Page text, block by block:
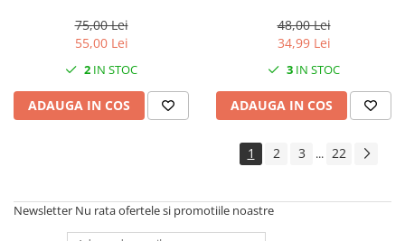
75,00 Lei
55,00 Lei
2 IN STOC
ADAUGA IN COS
48,00 Lei
34,99 Lei
3 IN STOC
ADAUGA IN COS
1 2 3 ... 22
Newsletter Nu rata ofertele si promotiile noastre